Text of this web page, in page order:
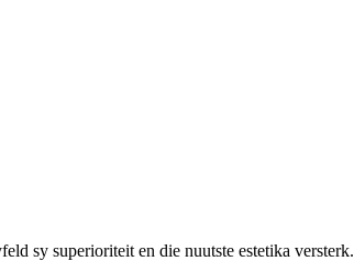
sy superioriteit en die nuutste estetika versterk.